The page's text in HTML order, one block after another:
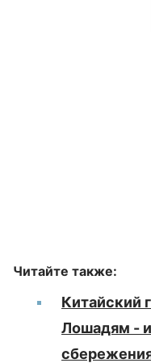
Читайте также:
Китайский
Лошадям -